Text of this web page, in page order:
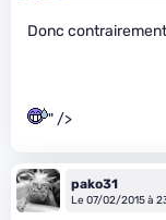
Donc contrairement
" />
pako31
Le 07/02/2015 à